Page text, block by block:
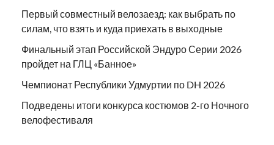
Первый совместный велозаезд: как выбрать по
силам, что взять и куда приехать в выходные
Финальный этап Российской Эндуро Серии 2026
пройдет на ГЛЦ «Банное»
Чемпионат Республики Удмуртии по DH 2026
Подведены итоги конкурса костюмов 2-го Ночного
велофестиваля